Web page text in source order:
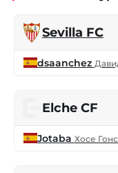
Sevilla FC
dsaanchez
Elche CF
Jotaba Хосе